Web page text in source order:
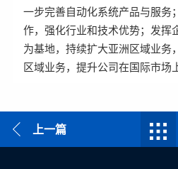
一步完善自动化系统产品与服务
作，强化行业和技术优势；发挥
为基地，持续扩大亚洲区域业务
区域业务，提升公司在国际市场
上一篇